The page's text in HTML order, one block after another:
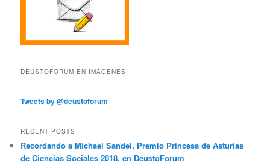
DEUSTOFORUM EN IMÁGENES
Tweets by @deustoforum
RECENT POSTS
Recordando a Michael Sandel, Premio Princesa de Asturias
de Ciencias Sociales 2018, en DeustoForum